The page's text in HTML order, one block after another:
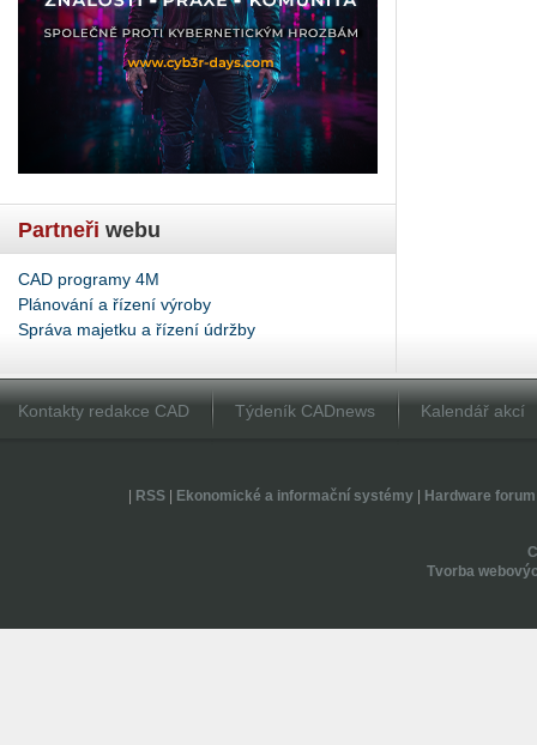
Partneři webu
CAD programy 4M
Plánování a řízení výroby
Správa majetku a řízení údržby
Kontakty redakce CAD Týdeník CADnews Kalendář akcí
RSS| Ekonomické a informační systémy| Hardware forum
Tvorba